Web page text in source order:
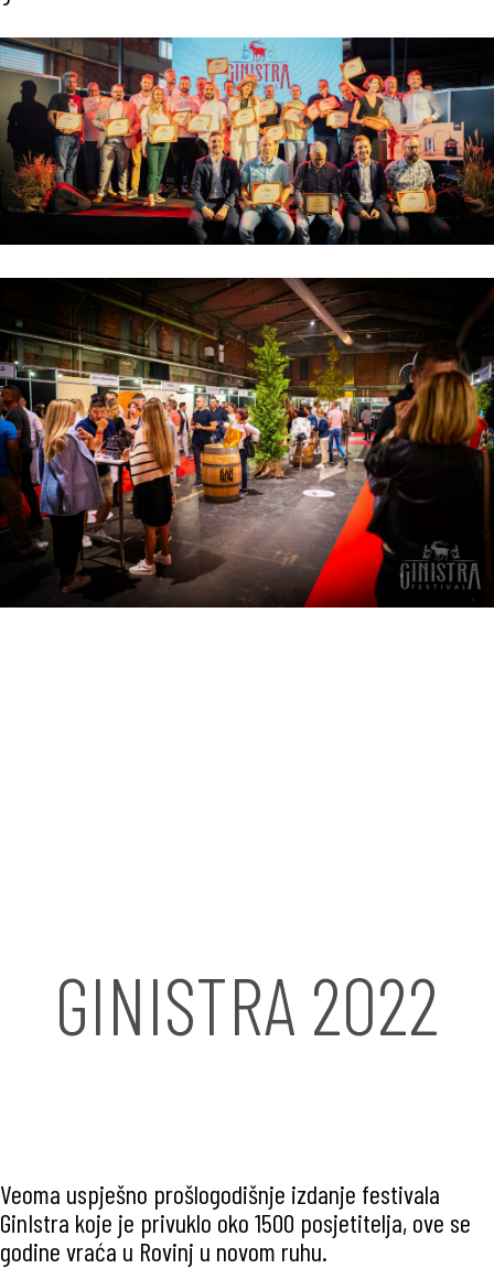
GINISTRA 2022
Veoma uspješno prošlogodišnje izdanje festivala
GinIstra koje je privuklo oko 1500 posjetitelja, ove se
godine vraća u Rovinj u novom ruhu.